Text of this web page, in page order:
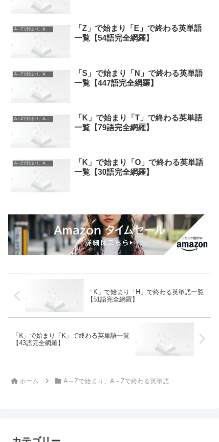
A～Zで始まり、A～Zで終わる英単語
「Z」で始まり「E」で終わる英単語
一覧【54語完全網羅】
A～Zで始まり、A～Zで終わる英単語
「S」で始まり「N」で終わる英単語
一覧【447語完全網羅】
A～Zで始まり、A～Zで終わる英単語
「K」で始まり「T」で終わる英単語
一覧【79語完全網羅】
A～Zで始まり、A～Zで終わる英単語
「K」で始まり「O」で終わる英単語
一覧【30語完全網羅】
「K」で始まり「H」で終わる英単語一覧
【51語完全網羅】
「K」で始まり「K」で終わる英単語一覧
【43語完全網羅】
ホーム A～Zで始まり、A～Zで終わる英単語